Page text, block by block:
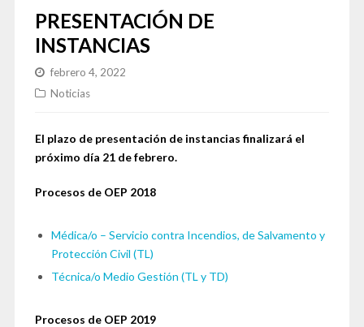
PRESENTACIÓN DE
INSTANCIAS
febrero 4, 2022
Noticias
El plazo de presentación de instancias finalizará el
próximo día 21 de febrero.
Procesos de OEP 2018
Médica/o – Servicio contra Incendios, de Salvamento y
Protección Civil (TL)
Técnica/o Medio Gestión (TL y TD)
Procesos de OEP 2019